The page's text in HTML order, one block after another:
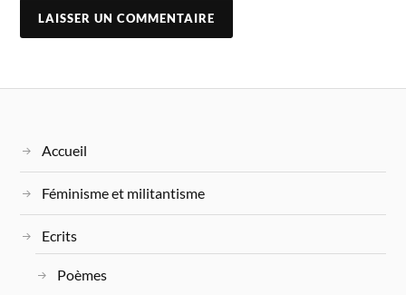
Accueil
Féminisme et militantisme
Ecrits
Poèmes